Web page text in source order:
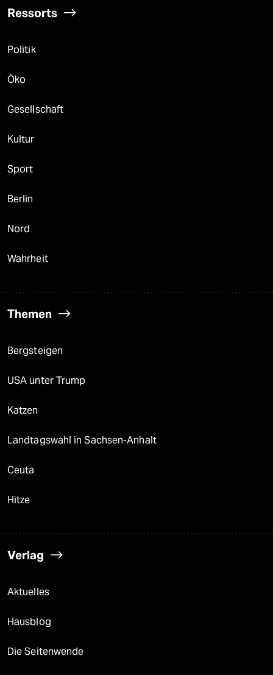
Ressorts
Politik
Öko
Gesellschaft
Kultur
Sport
Berlin
Nord
Wahrheit
Themen
Bergsteigen
USA unter Trump
Katzen
Landtagswahl in Sachsen-Anhalt
Ceuta
Hitze
Verlag
Aktuelles
Hausblog
Die Seitenwende